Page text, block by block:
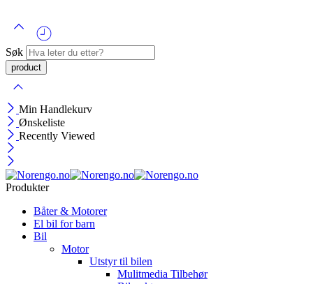
Søk
Min Handlekurv
Ønskeliste
Recently Viewed
Produkter
Båter & Motorer
El bil for barn
Bil
Motor
Utstyr til bilen
Mulitmedia Tilbehør